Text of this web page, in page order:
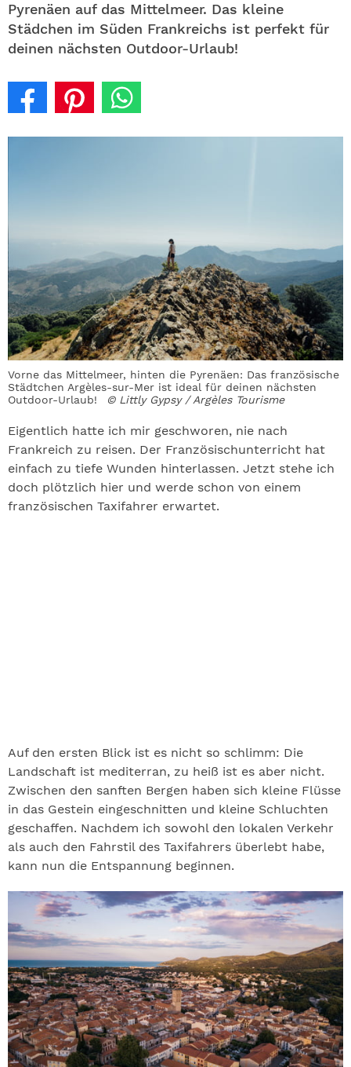
Pyrenäen auf das Mittelmeer. Das kleine
Städchen im Süden Frankreichs ist perfekt für
deinen nächsten Outdoor-Urlaub!
Vorne das Mittelmeer, hinten die Pyrenäen: Das französische
Städtchen Argèles-sur-Mer ist ideal für deinen nächsten
Outdoor-Urlaub!
© Littly Gypsy / Argèles Tourisme
Eigentlich hatte ich mir geschworen, nie nach
Frankreich zu reisen. Der Französischunterricht hat
einfach zu tiefe Wunden hinterlassen. Jetzt stehe ich
doch plötzlich hier und werde schon von einem
französischen Taxifahrer erwartet.
Auf den ersten Blick ist es nicht so schlimm: Die
Landschaft ist mediterran, zu heiß ist es aber nicht.
Zwischen den sanften Bergen haben sich kleine Flüsse
in das Gestein eingeschnitten und kleine Schluchten
geschaffen. Nachdem ich sowohl den lokalen Verkehr
als auch den Fahrstil des Taxifahrers überlebt habe,
kann nun die Entspannung beginnen.
SHOP